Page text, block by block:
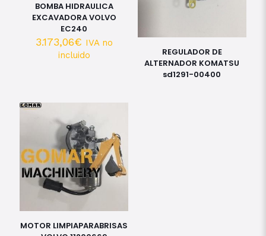
BOMBA HIDRAULICA
EXCAVADORA VOLVO
EC240
3.173,06€ IVA no
incluido
REGULADOR DE
ALTERNADOR KOMATSU
sd1291-00400
MOTOR LIMPIAPARABRISAS